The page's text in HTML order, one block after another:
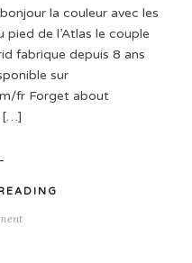
la couleur avec les
de l’Atlas le couple
fabrique depuis 8 ans
sur
fr Forget about
[…]